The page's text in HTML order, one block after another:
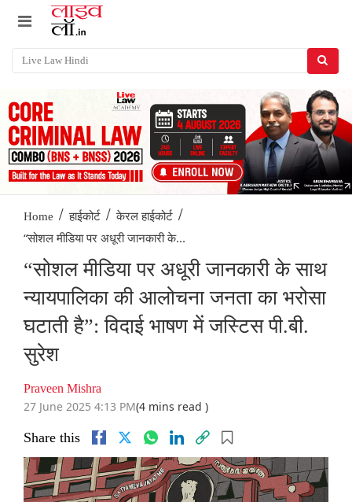
Home / हाईकोर्ट / केरल हाईकोर्ट /
“सोशल मीडिया पर अधूरी जानकारी के...
“सोशल मीडिया पर अधूरी जानकारी के साथ
न्यायपालिका की आलोचना जनता का भरोसा
घटाती है”: विदाई भाषण में जस्टिस पी.बी.
सुरेश
Praveen Mishra
27 June 2025 4:13 PM(4 mins read )
Share this